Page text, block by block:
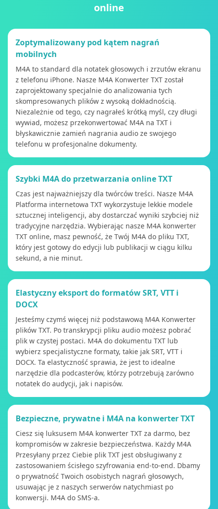
online
Zoptymalizowany pod kątem nagrań
mobilnych
M4A to standard dla notatek głosowych i zrzutów ekranu
z telefonu iPhone. Nasze M4A Konwerter TXT został
zaprojektowany specjalnie do analizowania tych
skompresowanych plików z wysoką dokładnością.
Niezależnie od tego, czy nagrałeś krótką myśl, czy długi
wywiad, możesz przekonwertować M4A na TXT i
błyskawicznie zamień nagrania audio ze swojego
telefonu w profesjonalne dokumenty.
Szybki M4A do przetwarzania online TXT
Czas jest najważniejszy dla twórców treści. Nasze M4A
Platforma internetowa TXT wykorzystuje lekkie modele
sztucznej inteligencji, aby dostarczać wyniki szybciej niż
tradycyjne narzędzia. Wybierając nasze M4A konwerter
TXT online, masz pewność, że Twój M4A do pliku TXT,
który jest gotowy do edycji lub publikacji w ciągu kilku
sekund, a nie minut.
Elastyczny eksport do formatów SRT, VTT i
DOCX
Jesteśmy czymś więcej niż podstawową M4A Konwerter
plików TXT. Po transkrypcji pliku audio możesz pobrać
plik w czystej postaci. M4A do dokumentu TXT lub
wybierz specjalistyczne formaty, takie jak SRT, VTT i
DOCX. Ta elastyczność sprawia, że ​​jest to idealne
narzędzie dla podcasterów, którzy potrzebują zarówno
notatek do audycji, jak i napisów.
Bezpieczne, prywatne i M4A na konwerter TXT
Ciesz się luksusem M4A konwerter TXT za darmo, bez
kompromisów w zakresie bezpieczeństwa. Każdy M4A
Przesyłany przez Ciebie plik TXT jest obsługiwany z
zastosowaniem ścisłego szyfrowania end-to-end. Dbamy
o prywatność Twoich osobistych nagrań głosowych,
usuwając je z naszych serwerów natychmiast po
konwersji. M4A do SMS-a.